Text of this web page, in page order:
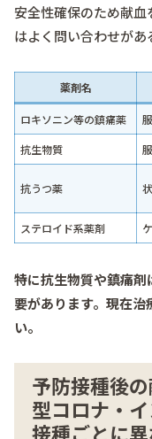
安全性確保のため献
はよく問い合わせがあ
薬剤名
ロキソニン等の鎮痛薬
抗生物質
抗うつ薬
ステロイド系薬剤
特に抗生物質や鎮痛
要があります。現在
い。
予防接種後
型コロナ・
接種ごとに